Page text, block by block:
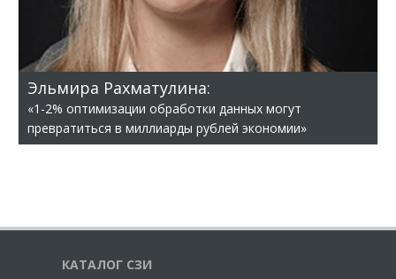
Эльмира Рахматулина:
«1-2% оптимизации обработки данных могут
превратиться в миллиарды рублей экономии»
КАТАЛОГ СЗИ